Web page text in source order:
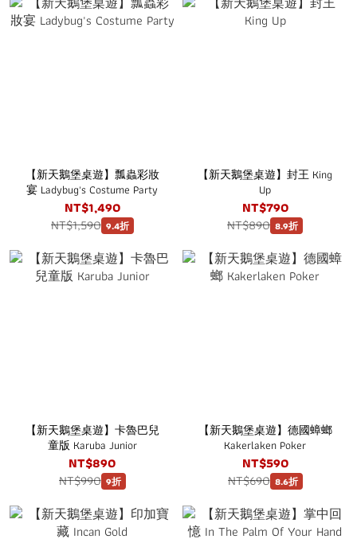
【新天鵝堡桌遊】瓢蟲彩妝
宴 Ladybug's Costume Party
NT$1,490
NT$1,590 9.4折
【新天鵝堡桌遊】封王 King
Up
NT$790
NT$890 8.9折
【新天鵝堡桌遊】卡魯巴兒
童版 Karuba Junior
NT$890
NT$990 9折
【新天鵝堡桌遊】德國蟑螂
Kakerlaken Poker
NT$590
NT$690 8.6折